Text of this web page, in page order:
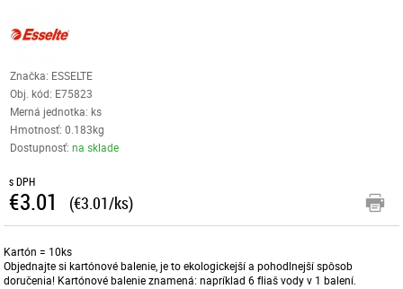
Značka: ESSELTE
Obj. kód: E75823
Merná jednotka: ks
Hmotnosť: 0.183kg
Dostupnosť:na sklade
s DPH
€3.01 (€3.01/ks)
Kartón = 10ks
Objednajte si kartónové balenie, je to ekologickejší a pohodlnejší spôsob
doručenia! Kartónové balenie znamená: napríklad 6 fliaš vody v 1 balení.